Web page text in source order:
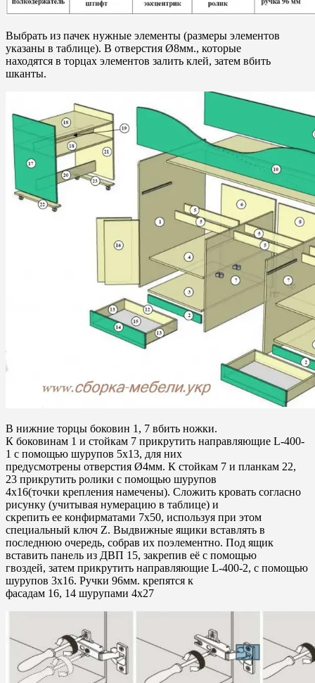
Выбрать из пачек нужные элементы (размеры элементов
указаны в таблице). В отверстия Ø8мм., которые
находятся в торцах элементов залить клей, затем вбить
шканты.
В нижние торцы боковин 1, 7 вбить ножки.
К боковинам 1 и стойкам 7 прикрутить направляющие L-400-
1 с помощью шурупов 5х13, для них
предусмотрены отверстия Ø4мм. К стойкам 7 и планкам 22,
23 прикрутить ролики с помощью шурупов
4х16(точки крепления намечены). Сложить кровать согласно
рисунку (учитывая нумерацию в таблице) и
скрепить ее конфирматами 7х50, используя при этом
специальный ключ Z. Выдвижные ящики вставлять в
последнюю очередь, собрав их поэлементно. Под ящик
вставить панель из ДВП 15, закрепив её с помощью
гвоздей, затем прикрутить направляющие L-400-2, с помощью
шурупов 3х16. Ручки 96мм. крепятся к
фасадам 16, 14 шурупами 4х27